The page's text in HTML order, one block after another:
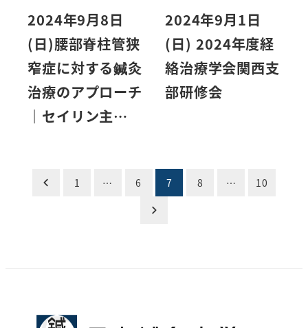
2024年9月8日
(日)腰部脊柱管狭
窄症に対する鍼灸
治療のアプローチ
｜セイリン主…
2024年9月1日
(日) 2024年度経
絡治療学会関西支
部研修会
投
ー
1 … 6 7 8 … 10